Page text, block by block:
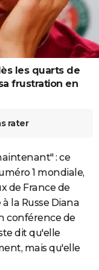
les quarts de
frustration en
rater
: ce
1 mondiale,
de France de
la Russe Diana
conférence de
dit qu'elle
mais qu'elle